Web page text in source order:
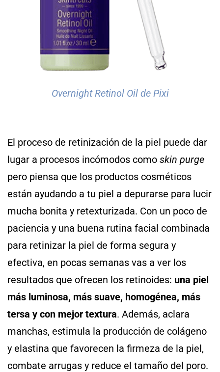
Overnight Retinol Oil de Pixi
El proceso de retinización de la piel puede dar
lugar a procesos incómodos como skin purge
pero piensa que los productos cosméticos
están ayudando a tu piel a depurarse para lucir
mucha bonita y retexturizada. Con un poco de
paciencia y una buena rutina facial combinada
para retinizar la piel de forma segura y
efectiva, en pocas semanas vas a ver los
resultados que ofrecen los retinoides: una piel
más luminosa, más suave, homogénea, más
tersa y con mejor textura. Además, aclara
manchas, estimula la producción de colágeno
y elastina que favorecen la firmeza de la piel,
combate arrugas y reduce el tamaño del poro.